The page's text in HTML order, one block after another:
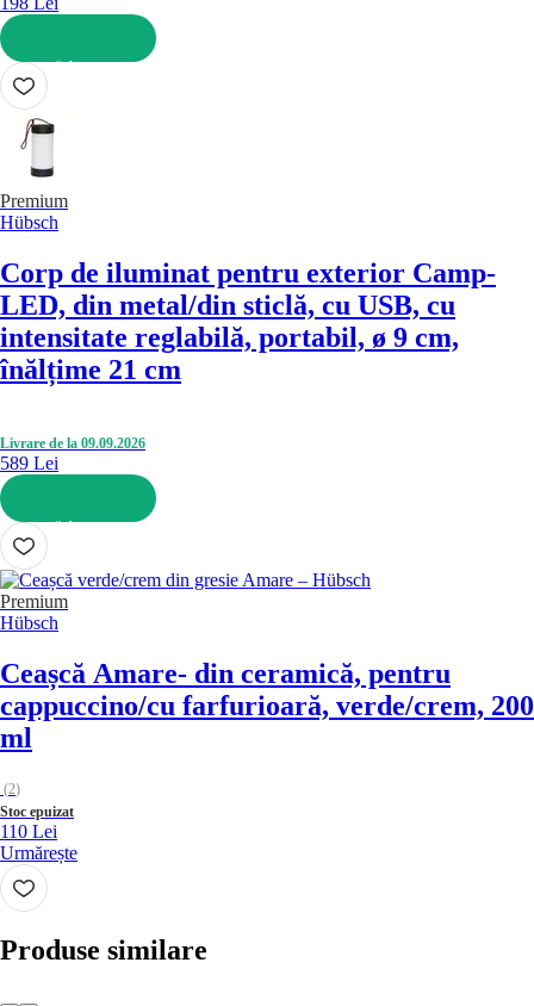
ADAUGĂ ÎN COȘ
Premium
Hübsch
Corp de iluminat pentru exterior Camp-
LED, din metal/din sticlă, cu USB, cu
intensitate reglabilă, portabil, ø 9 cm,
înălțime 21 cm
Livrare de la 09.09.2026
589 Lei
ADAUGĂ ÎN COȘ
Premium
Hübsch
Ceașcă Amare- din ceramică, pentru
cappuccino/cu farfurioară, verde/crem, 200
ml
(2)
Stoc epuizat
110 Lei
Urmărește
Produse similare